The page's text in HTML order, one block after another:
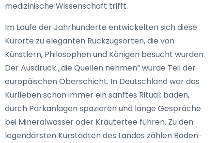
medizinische Wissenschaft trifft.
Im Laufe der Jahrhunderte entwickelten sich diese
Kurorte zu eleganten Rückzugsorten, die von
Künstlern, Philosophen und Königen besucht wurden.
Der Ausdruck „die Quellen nehmen“ wurde Teil der
europäischen Oberschicht. In Deutschland war das
Kurlleben schon immer ein sanftes Ritual: baden,
durch Parkanlagen spazieren und lange Gespräche
bei Mineralwasser oder Kräutertee führen. Zu den
legendärsten Kurstädten des Landes zählen Baden-